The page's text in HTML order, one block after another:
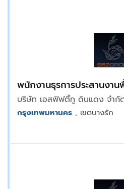
พนักงานธุรการประสานงาน
บริษัท เอสฟิฟตี้ทู ดินแดง จำกั
กรุงเทพมหานคร , เขตบางรัก